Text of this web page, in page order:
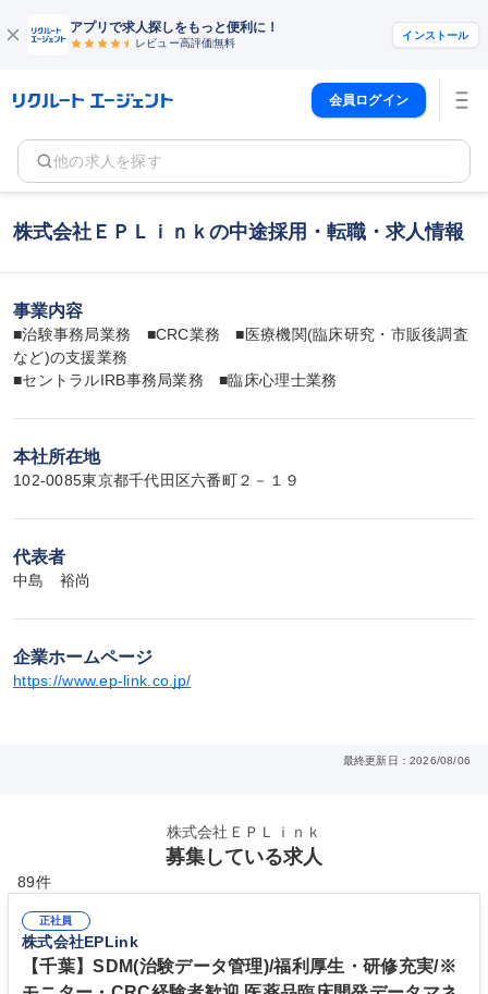
アプリで求人探しをもっと便利に！
レビュー高評価無料
インストール
会員ログイン
他の求人を探す
株式会社ＥＰＬｉｎｋの中途採用・転職・求人情報
事業内容
■治験事務局業務　■CRC業務　■医療機関(臨床研究・市販後調査
など)の支援業務
■セントラルIRB事務局業務　■臨床心理士業務
本社所在地
102-0085東京都千代田区六番町２－１９
代表者
中島　裕尚
企業ホームページ
https://www.ep-link.co.jp/
最終更新日：2026/08/06
株式会社ＥＰＬｉｎｋ
募集している求人
89件
正社員
株式会社EPLink
【千葉】SDM(治験データ管理)/福利厚生・研修充実/※